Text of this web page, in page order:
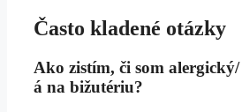
Často kladené otázky
Ako zistím, či som alergický/
á na bižutériu?